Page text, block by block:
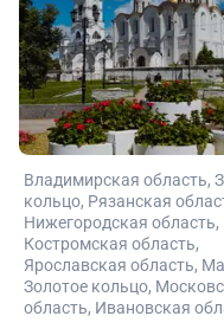
Владимирская область
кольцо Рязанская
Нижегородская область
Костромская область
Ярославская область
Золотое кольцо
область Ивановская